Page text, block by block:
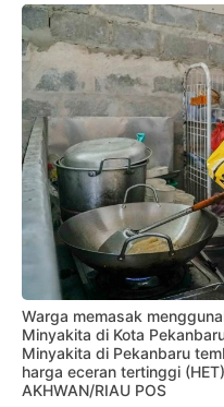
Warga memasak
Minyakita di Kota
Minyakita di Pekanbaru
harga eceran tertinggi
AKHWAN/RIAU POS